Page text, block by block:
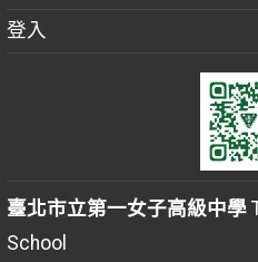
登入
臺北市立第一女子高級中學
School